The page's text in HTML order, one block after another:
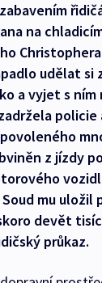
na
udělat si
a vyjet s ním
policie
z jízdy
mu uložil
devět
průkaz.